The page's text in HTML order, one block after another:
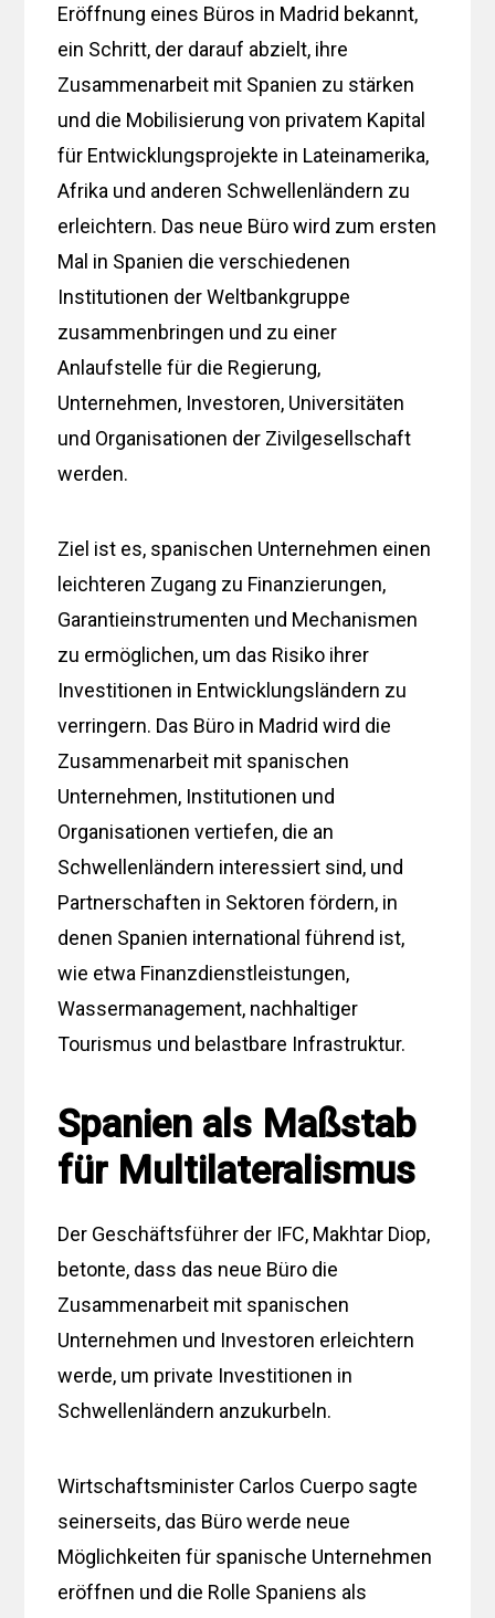
Eröffnung eines Büros in Madrid bekannt,
ein Schritt, der darauf abzielt, ihre
Zusammenarbeit mit Spanien zu stärken
und die Mobilisierung von privatem Kapital
für Entwicklungsprojekte in Lateinamerika,
Afrika und anderen Schwellenländern zu
erleichtern. Das neue Büro wird zum ersten
Mal in Spanien die verschiedenen
Institutionen der Weltbankgruppe
zusammenbringen und zu einer
Anlaufstelle für die Regierung,
Unternehmen, Investoren, Universitäten
und Organisationen der Zivilgesellschaft
werden.
Ziel ist es, spanischen Unternehmen einen
leichteren Zugang zu Finanzierungen,
Garantieinstrumenten und Mechanismen
zu ermöglichen, um das Risiko ihrer
Investitionen in Entwicklungsländern zu
verringern. Das Büro in Madrid wird die
Zusammenarbeit mit spanischen
Unternehmen, Institutionen und
Organisationen vertiefen, die an
Schwellenländern interessiert sind, und
Partnerschaften in Sektoren fördern, in
denen Spanien international führend ist,
wie etwa Finanzdienstleistungen,
Wassermanagement, nachhaltiger
Tourismus und belastbare Infrastruktur.
Spanien als Maßstab
für Multilateralismus
Der Geschäftsführer der IFC, Makhtar Diop,
betonte, dass das neue Büro die
Zusammenarbeit mit spanischen
Unternehmen und Investoren erleichtern
werde, um private Investitionen in
Schwellenländern anzukurbeln.
Wirtschaftsminister Carlos Cuerpo sagte
seinerseits, das Büro werde neue
Möglichkeiten für spanische Unternehmen
eröffnen und die Rolle Spaniens als